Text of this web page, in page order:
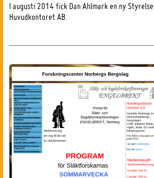
I augusti 2014 fick Dan Ahlmark en ny
Huvudkontoret AB.